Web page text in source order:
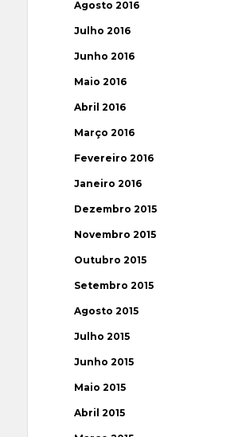
Agosto 2016
Julho 2016
Junho 2016
Maio 2016
Abril 2016
Março 2016
Fevereiro 2016
Janeiro 2016
Dezembro 2015
Novembro 2015
Outubro 2015
Setembro 2015
Agosto 2015
Julho 2015
Junho 2015
Maio 2015
Abril 2015